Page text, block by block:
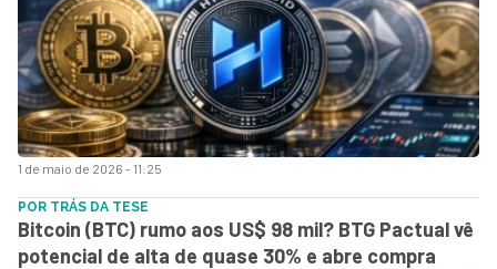
1 de maio de 2026 - 11:25
POR TRÁS DA TESE
Bitcoin (BTC) rumo aos US$ 98 mil? BTG Pactual vê
potencial de alta de quase 30% e abre compra